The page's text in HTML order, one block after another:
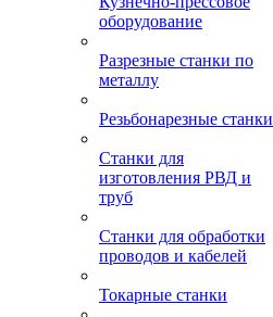
оборудование
Разрезные станки по
металлу
Резьбонарезные станки
Станки для
изготовления РВД и
труб
Станки для обработки
проводов и кабелей
Токарные станки